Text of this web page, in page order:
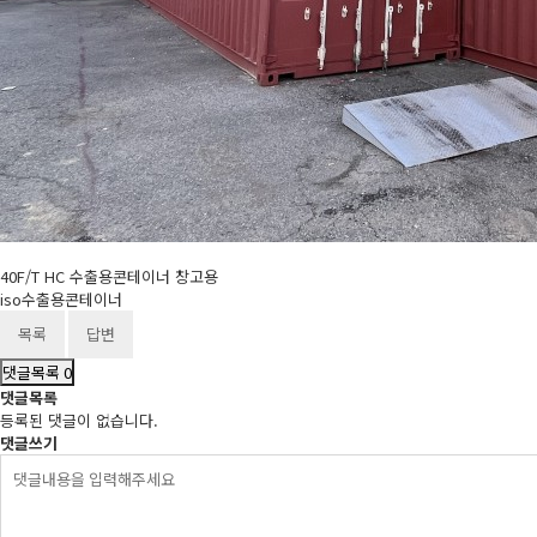
40F/T HC 수출용콘테이너 창고용
iso수출용콘테이너
목록
답변
댓글목록 0
댓글목록
등록된 댓글이 없습니다.
댓글쓰기